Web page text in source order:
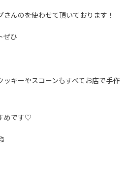
んのを使わせて頂いております！
ぜひ
キーやスコーンもすべてお店で手作
めです♡